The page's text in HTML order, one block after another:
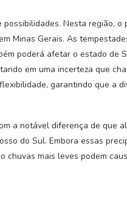
Nesta região, o
Minas Gerais. As
poderá afetar o estado de
em uma incerteza que
garantindo que a
a notável diferença de que
do Sul. Embora essas
chuvas mais leves podem